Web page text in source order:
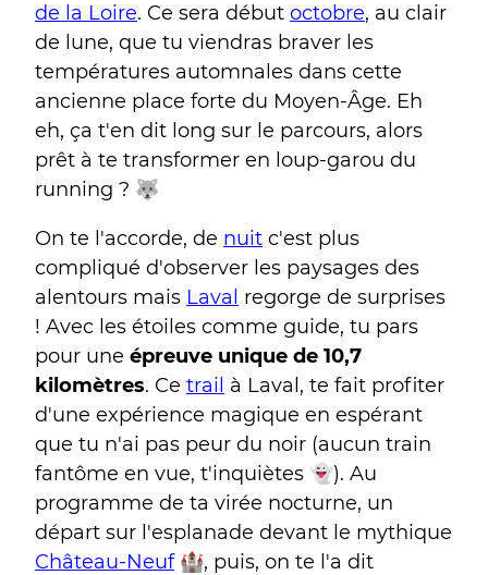
de la Loire. Ce sera début octobre, au clair
de lune, que tu viendras braver les
températures automnales dans cette
ancienne place forte du Moyen-Âge. Eh
eh, ça t'en dit long sur le parcours, alors
prêt à te transformer en loup-garou du
running ? 🐺
On te l'accorde, de nuit c'est plus
compliqué d'observer les paysages des
alentours mais Laval regorge de surprises
! Avec les étoiles comme guide, tu pars
pour une épreuve unique de 10,7
kilomètres. Ce trail à Laval, te fait profiter
d'une expérience magique en espérant
que tu n'ai pas peur du noir (aucun train
fantôme en vue, t'inquiètes 👻). Au
programme de ta virée nocturne, un
départ sur l'esplanade devant le mythique
Château-Neuf🏰, puis, on te l'a dit